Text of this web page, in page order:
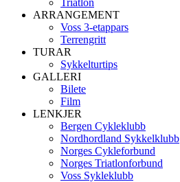
Triatlon
ARRANGEMENT
Voss 3-etappars
Terrengritt
TURAR
Sykkelturtips
GALLERI
Bilete
Film
LENKJER
Bergen Cykleklubb
Nordhordland Sykkelklubb
Norges Cykleforbund
Norges Triatlonforbund
Voss Sykleklubb